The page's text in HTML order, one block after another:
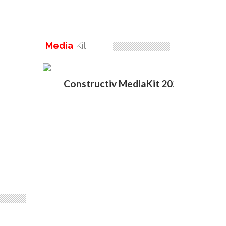
Media Kit
Constructiv MediaKit 2020